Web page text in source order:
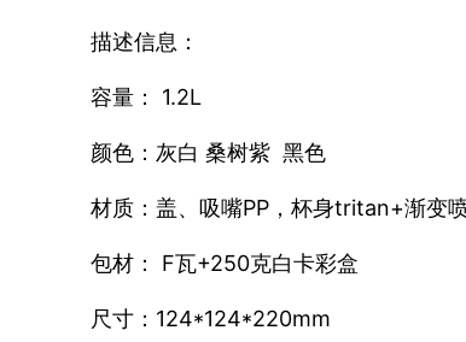
描述信息：
容量： 1.2L
颜色：灰白 桑树紫 黑色
材质：盖、吸嘴PP，杯身tritan+渐变
包材： F瓦+250克白卡彩盒
尺寸：124*124*220mm